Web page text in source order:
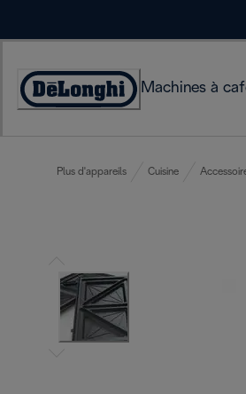
Déclaration
Machines à
Plus d'appareils Cuisine